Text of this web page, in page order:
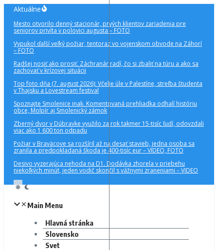
Preskočiť
obsah
Aktuálne
Mesto otvorilo denný stacionár, prvých klientov zariadenia pre
seniorov privíta v polovici augusta – FOTO
Vypukol ďalší veľký požiar, tentoraz vo vojenskom obvode na Záhorí
– FOTO
Radšej nosiť ako prosiť. Záchranár radí, čo si zbaliť na túru a ako sa
zachovať v krízovej situácii
Top foto dňa (7. august 2026): Včelie úle v Palestíne, streľba študenta
v Thajsku a Lovestream festival
Spoznajte Smolenice inak. Komentovaná prehliadka odhalí históriu
obce, Molpír aj Smolenický zámok
Zberný dvor v Dúbravke využilo za rok takmer 15-tisíc ľudí, odovzdali
viac ako 1 600 ton odpadu
Požiar v Braväcove sa rozšíril až na desať stavieb, jedna osoba sa
zranila a predpokladaná škoda je 400-tisíc eur – VIDEO, FOTO
Desivo vyzerajúca nehoda na D1. Dodávka zhorela v priebehu
niekoľkých minút, jeden vodič skončil s vážnymi zraneniami – VIDEO
Main Menu
Hlavná stránka
Slovensko
Svet